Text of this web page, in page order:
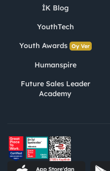
İK Blog
YouthTech
Youth Awards Oy Ver
Humanspire
Future Sales Leader
Academy